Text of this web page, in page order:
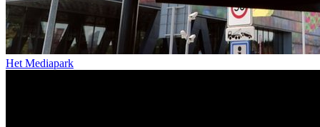
Het Mediapark